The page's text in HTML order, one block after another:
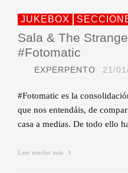
JUKEBOX
Sala & The
#Fotomatic
EXPERPENTO 21/
#Fotomatic es la
que nos entendáis, de
casa a medias. De todo ello
Leer mucho más